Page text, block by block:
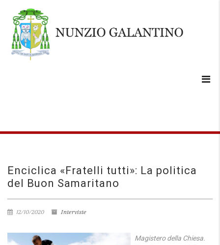
Enciclica «Fratelli tutti»: La politica
del Buon Samaritano
12/10/2020 Interviste
Magistero della Chiesa.